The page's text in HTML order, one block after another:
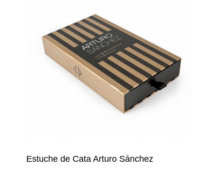
Estuche de Cata Arturo Sánchez